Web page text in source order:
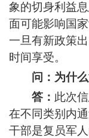
象的切身利益
面可能影响国
一旦有新政策
时间享受。
问：为什
答： 此次
在不同类别内
干部是复员军